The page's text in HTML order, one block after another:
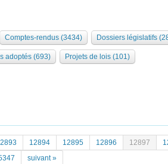
Comptes-rendus (3434) Dossiers législatifs
adoptés (693) Projets de lois (101)
12894 12895 12896 12897
suivant »